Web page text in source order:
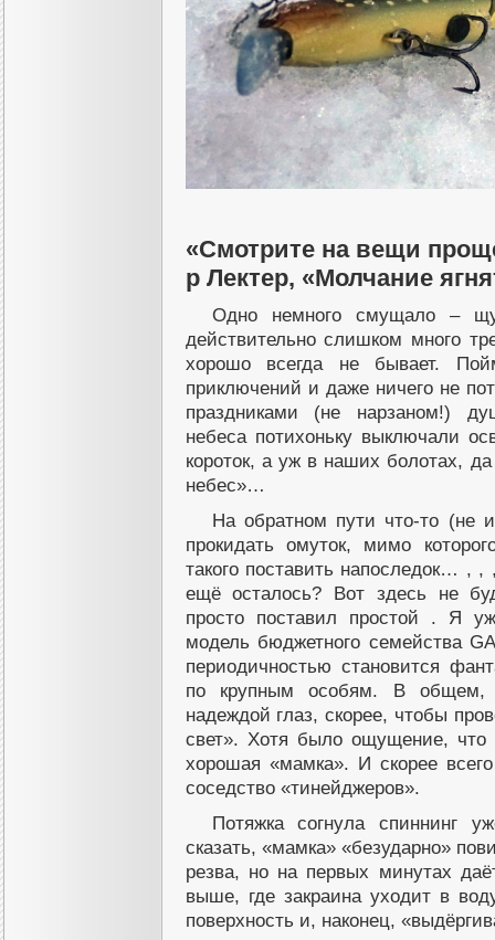
«Смотрите на вещи
р Лектер, «Молчание
Одно немного смущало –
действительно слишком много
хорошо всегда не бывает.
приключений и даже ничего не
праздниками (не нарзаном!)
небеса потихоньку выключали
короток, а уж в наших болотах,
небес»…
На обратном пути что-то (не
прокидать омуток, мимо
такого поставить напоследок…
ещё осталось? Вот здесь не
просто поставил простой . Я
модель бюджетного семейства
периодичностью становится
по крупным особям. В общем,
надеждой глаз, скорее, чтобы
свет». Хотя было ощущение, что
хорошая «мамка». И скорее
соседство «тинейджеров».
Потяжка согнула спиннинг
сказать, «мамка» «безударно»
резва, но на первых минутах
выше, где закраина уходит в
поверхность и, наконец,